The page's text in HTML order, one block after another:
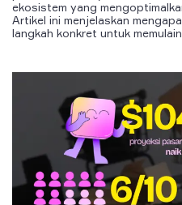
ekosistem yang
Artikel ini menjelaskan
langkah konkret untuk